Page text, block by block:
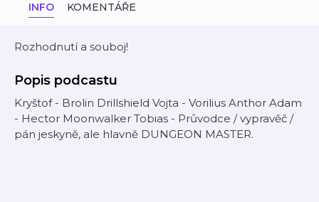
INFO KOMENTÁŘE
Rozhodnutí a souboj!
Popis podcastu
Kryštof - Brolin Drillshield Vojta - Vorilius Anthor Adam
- Hector Moonwalker Tobias - Průvodce / vypravěč /
pán jeskyně, ale hlavně DUNGEON MASTER.